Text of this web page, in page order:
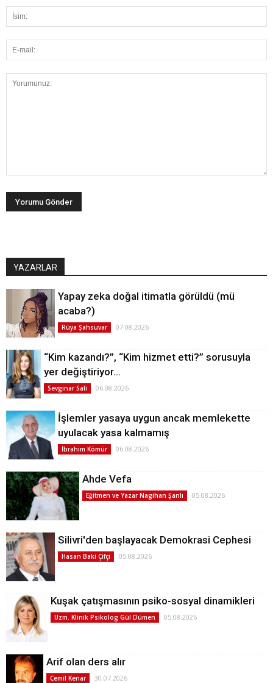
YAZARLAR
Yapay zeka doğal itimatla görüldü (mü
acaba?)
Rüya Şahsuvar 07.08.2026
“Kim kazandı?”, “Kim hizmet etti?” sorusuyla
yer değiştiriyor…
Sevginar Sali 06.08.2026
İşlemler yasaya uygun ancak memlekette
uyulacak yasa kalmamış
İbrahim Kömür 06.08.2026
Ahde Vefa
Eğitmen ve Yazar Nagihan Şanlı 05.08.2026
Silivri'den başlayacak Demokrasi Cephesi
Hasan Baki Çifçi 05.08.2026
Kuşak çatışmasının psiko-sosyal dinamikleri
Uzm. Klinik Psikolog Gül Dümen 05.08.2026
Arif olan ders alır
Cemil Kenar 30.07.2026